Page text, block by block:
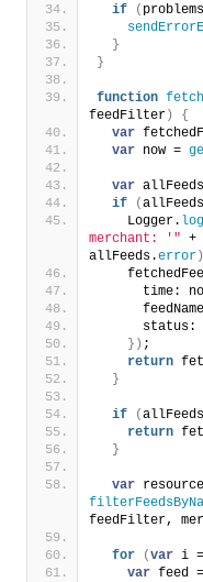
if
(
}
}
function
feedFilter )
{
var
var now =
var
if
(
    Logger.
log
merchant: '" +
allFeeds.error )
time:
      status:
} ) ;
return
}
if (
return
}
var
feedFilter,
for (var i =
var feed